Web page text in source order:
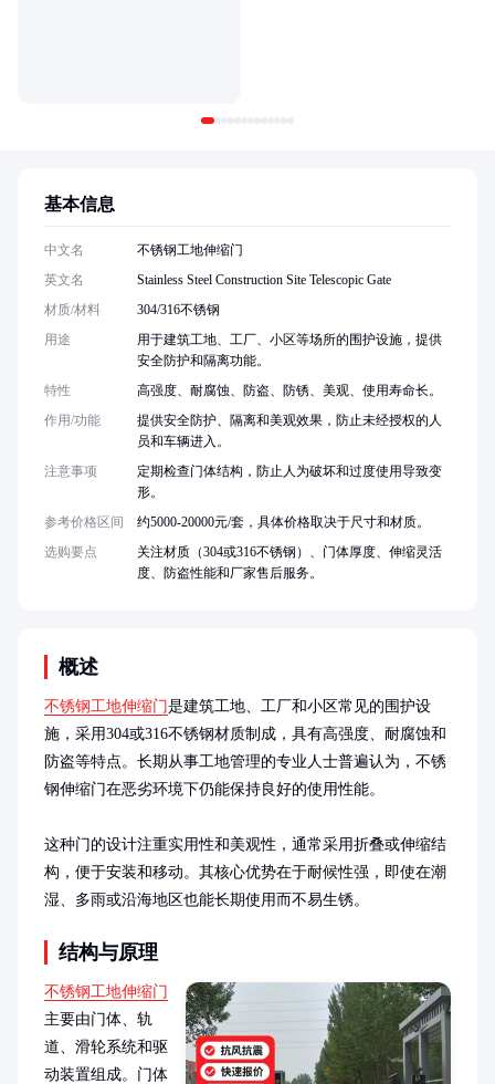
概述
不锈钢工地伸缩门是建筑工地、工厂和小区常见的围护设
施，采用304或316不锈钢材质制成，具有高强度、耐腐蚀和
防盗等特点。长期从事工地管理的专业人士普遍认为，不锈
钢伸缩门在恶劣环境下仍能保持良好的使用性能。
这种门的设计注重实用性和美观性，通常采用折叠或伸缩结
构，便于安装和移动。其核心优势在于耐候性强，即使在潮
湿、多雨或沿海地区也能长期使用而不易生锈。
结构与原理
不锈钢工地伸缩门
主要由门体、轨
道、滑轮系统和驱
动装置组成。门体
基本信息
中文名
不锈钢工地伸缩门
英文名
Stainless Steel Construction Site Telescopic Gate
材质/材料
304/316不锈钢
用途
用于建筑工地、工厂、小区等场所的围护设施，提供
安全防护和隔离功能。
特性
高强度、耐腐蚀、防盗、防锈、美观、使用寿命长。
作用/功能
提供安全防护、隔离和美观效果，防止未经授权的人
员和车辆进入。
注意事项
定期检查门体结构，防止人为破坏和过度使用导致变
形。
参考价格区间
约5000-20000元/套，具体价格取决于尺寸和材质。
选购要点
关注材质（304或316不锈钢）、门体厚度、伸缩灵活
度、防盗性能和厂家售后服务。